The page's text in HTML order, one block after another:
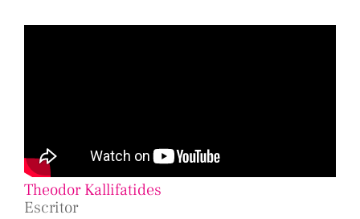
Theodor Kallifatides
Escritor